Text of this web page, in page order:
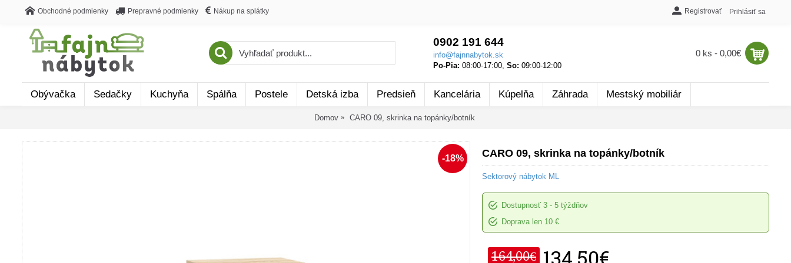
Obchodné podmienky Prepravné podmienky Nákup na splátky Registrovať Prihlásiť sa
0902 191 644
info@fajnnabytok.sk
Po-Pia: 08:00-17:00, So: 09:00-12:00
0 ks - 0,00€
Obývačka Sedačky Kuchyňa Spálňa Postele Detská izba Predsieň Kancelária Kúpelňa Záhrada Mestský mobiliár
Domov CARO 09, skrinka na topánky/botník
-18% CARO 09, skrinka na topánky/botník
Sektorový nábytok ML
Dostupnosť 3 - 5 týždňov
Doprava len 10 €
164,00€ 134,50€